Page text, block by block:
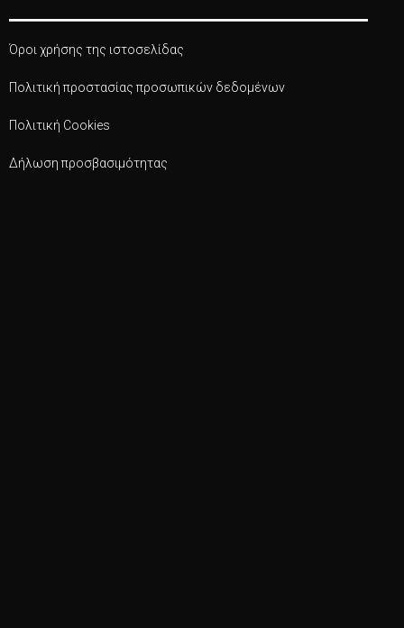
Όροι χρήσης της ιστοσελίδας
Πολιτική προστασίας προσωπικών δεδομένων
Πολιτική Cookies
Δήλωση προσβασιμότητας